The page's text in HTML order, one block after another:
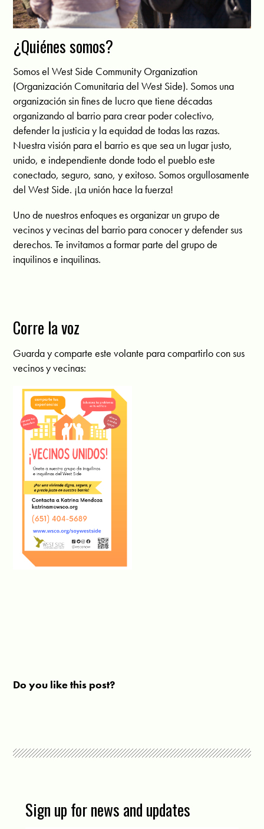
¿Quiénes somos?
Somos el West Side Community Organization
(Organización Comunitaria del West Side). Somos una
organización sin fines de lucro que tiene décadas
organizando al barrio para crear poder colectivo,
defender la justicia y la equidad de todas las razas.
Nuestra visión para el barrio es que sea un lugar justo,
unido, e independiente donde todo el pueblo este
conectado, seguro, sano, y exitoso. Somos orgullosamente
del West Side. ¡La unión hace la fuerza!
Uno de nuestros enfoques es organizar un grupo de
vecinos y vecinas del barrio para conocer y defender sus
derechos. Te invitamos a formar parte del grupo de
inquilinos e inquilinas.
Corre la voz
Guarda y comparte este volante para compartirlo con sus
vecinos y vecinas:
Do you like this post?
Sign up for news and updates